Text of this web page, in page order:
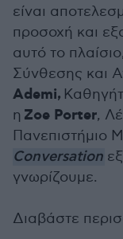
είναι
προσοχή και
αυτό το
Σύνθεσης και
Ademi,
η Zoe Porter,
Πανεπιστήμιο
Conversation
γνωρίζουμε.
Διαβάστε